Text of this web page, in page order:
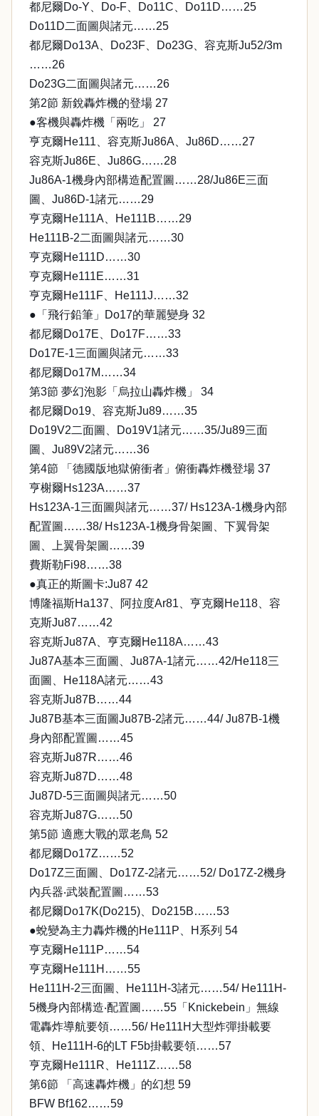
都尼爾Do-Y、Do-F、Do11C、Do11D……25
Do11D二面圖與諸元……25
都尼爾Do13A、Do23F、Do23G、容克斯Ju52/3m
……26
Do23G二面圖與諸元……26
第2節 新銳轟炸機的登場 27
●客機與轟炸機「兩吃」 27
亨克爾He111、容克斯Ju86A、Ju86D……27
容克斯Ju86E、Ju86G……28
Ju86A-1機身內部構造配置圖……28/Ju86E三面
圖、Ju86D-1諸元……29
亨克爾He111A、He111B……29
He111B-2二面圖與諸元……30
亨克爾He111D……30
亨克爾He111E……31
亨克爾He111F、He111J……32
●「飛行鉛筆」Do17的華麗變身 32
都尼爾Do17E、Do17F……33
Do17E-1三面圖與諸元……33
都尼爾Do17M……34
第3節 夢幻泡影「烏拉山轟炸機」 34
都尼爾Do19、容克斯Ju89……35
Do19V2二面圖、Do19V1諸元……35/Ju89三面
圖、Ju89V2諸元……36
第4節 「德國版地獄俯衝者」俯衝轟炸機登場 37
亨榭爾Hs123A……37
Hs123A-1三面圖與諸元……37/ Hs123A-1機身內部
配置圖……38/ Hs123A-1機身骨架圖、下翼骨架
圖、上翼骨架圖……39
費斯勒Fi98……38
●真正的斯圖卡:Ju87 42
博隆福斯Ha137、阿拉度Ar81、亨克爾He118、容
克斯Ju87……42
容克斯Ju87A、亨克爾He118A……43
Ju87A基本三面圖、Ju87A-1諸元……42/He118三
面圖、He118A諸元……43
容克斯Ju87B……44
Ju87B基本三面圖Ju87B-2諸元……44/ Ju87B-1機
身內部配置圖……45
容克斯Ju87R……46
容克斯Ju87D……48
Ju87D-5三面圖與諸元……50
容克斯Ju87G……50
第5節 適應大戰的眾老鳥 52
都尼爾Do17Z……52
Do17Z三面圖、Do17Z-2諸元……52/ Do17Z-2機身
內兵器‧武裝配置圖……53
都尼爾Do17K(Do215)、Do215B……53
●蛻變為主力轟炸機的He111P、H系列 54
亨克爾He111P……54
亨克爾He111H……55
He111H-2三面圖、He111H-3諸元……54/ He111H-
5機身內部構造‧配置圖……55「Knickebein」無線
電轟炸導航要領……56/ He111H大型炸彈掛載要
領、He111H-6的LT F5b掛載要領……57
亨克爾He111R、He111Z……58
第6節 「高速轟炸機」的幻想 59
BFW Bf162……59